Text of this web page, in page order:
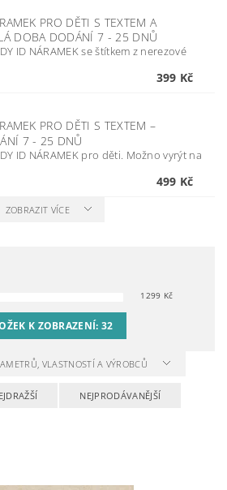
PRO DĚTI S TEXTEM A
DOBA DODÁNÍ 7 - 25 DNŮ
ID NÁRAMEK se štítkem z nerezové
399 Kč
PRO DĚTI S TEXTEM –
7 - 25 DNŮ
ID NÁRAMEK pro děti. Možno vyrýt na
499 Kč
ZOBRAZIT VÍCE
1299 Kč
K ZOBRAZENÍ:32
VLASTNOSTÍ A VÝROBCŮ
NEJPRODÁVANĚJŠÍ